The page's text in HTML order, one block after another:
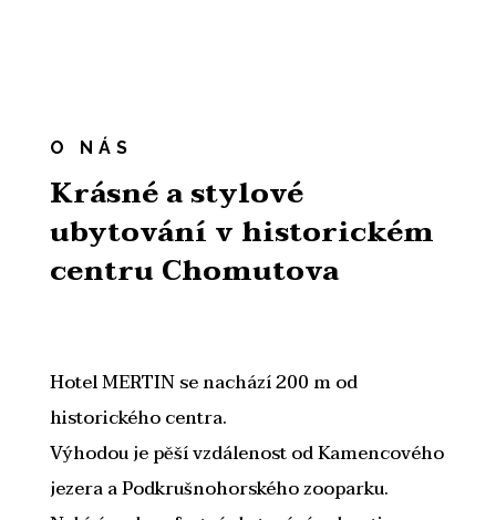
O NÁS
Krásné a stylové
ubytování v historickém
centru Chomutova
Hotel MERTIN se nachází 200 m od
historického centra.
Výhodou je pěší vzdálenost od Kamencového
jezera a Podkrušnohorského zooparku.